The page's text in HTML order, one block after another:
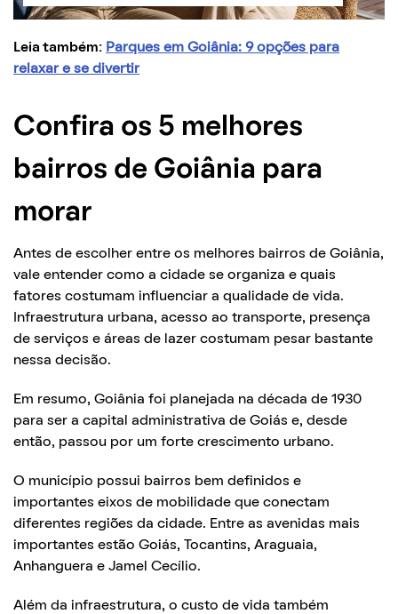
Leia também: Parques em Goiânia: 9 opções para
relaxar e se divertir
Confira os 5 melhores
bairros de Goiânia para
morar
Antes de escolher entre os melhores bairros de Goiânia,
vale entender como a cidade se organiza e quais
fatores costumam influenciar a qualidade de vida.
Infraestrutura urbana, acesso ao transporte, presença
de serviços e áreas de lazer costumam pesar bastante
nessa decisão.
Em resumo, Goiânia foi planejada na década de 1930
para ser a capital administrativa de Goiás e, desde
então, passou por um forte crescimento urbano.
O município possui bairros bem definidos e
importantes eixos de mobilidade que conectam
diferentes regiões da cidade. Entre as avenidas mais
importantes estão Goiás, Tocantins, Araguaia,
Anhanguera e Jamel Cecílio.
Além da infraestrutura, o custo de vida também